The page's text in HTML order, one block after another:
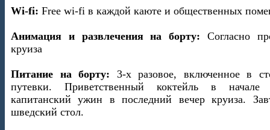
Wi-fi: Free wi-fi в каждой каюте и общественных
Анимация и развлечения на борту: Согласно
круиза
Питание на борту: 3-х разовое, включенное в
путевки. Приветственный коктейль в начале
капитанский ужин в последний вечер круиза.
шведский стол.